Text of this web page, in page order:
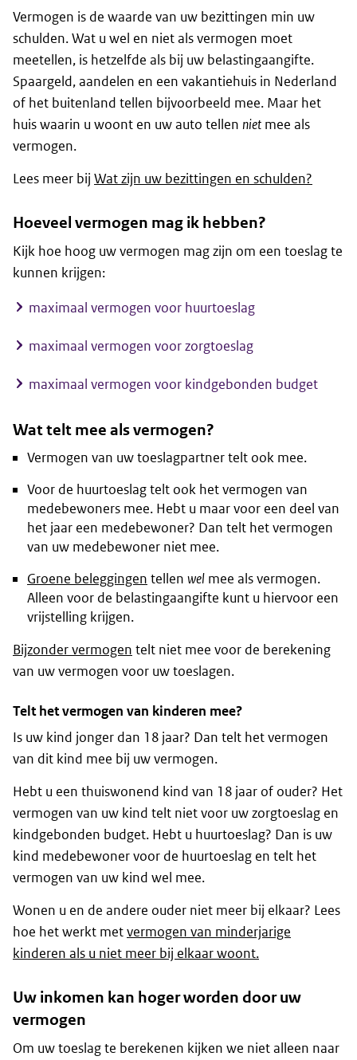
Vermogen is de waarde van uw bezittingen min uw
schulden. Wat u wel en niet als vermogen moet
meetellen, is hetzelfde als bij uw belastingaangifte.
Spaargeld, aandelen en een vakantiehuis in Nederland
of het buitenland tellen bijvoorbeeld mee. Maar het
huis waarin u woont en uw auto tellen niet mee als
vermogen.
Lees meer bij Wat zijn uw bezittingen en schulden?
Hoeveel vermogen mag ik hebben?
Kijk hoe hoog uw vermogen mag zijn om een toeslag te
kunnen krijgen:
maximaal vermogen voor huurtoeslag
maximaal vermogen voor zorgtoeslag
maximaal vermogen voor kindgebonden budget
Wat telt mee als vermogen?
Vermogen van uw toeslagpartner telt ook mee.
Voor de huurtoeslag telt ook het vermogen van
medebewoners mee. Hebt u maar voor een deel van
het jaar een medebewoner? Dan telt het vermogen
van uw medebewoner niet mee.
Groene beleggingen tellen wel mee als vermogen.
Alleen voor de belastingaangifte kunt u hiervoor een
vrijstelling krijgen.
Bijzonder vermogen telt niet mee voor de berekening
van uw vermogen voor uw toeslagen.
Telt het vermogen van kinderen mee?
Is uw kind jonger dan 18 jaar? Dan telt het vermogen
van dit kind mee bij uw vermogen.
Hebt u een thuiswonend kind van 18 jaar of ouder? Het
vermogen van uw kind telt niet voor uw zorgtoeslag en
kindgebonden budget. Hebt u huurtoeslag? Dan is uw
kind medebewoner voor de huurtoeslag en telt het
vermogen van uw kind wel mee.
Wonen u en de andere ouder niet meer bij elkaar? Lees
hoe het werkt metvermogen van minderjarige
kinderen als u niet meer bij elkaar woont.
Uw inkomen kan hoger worden door uw
vermogen
Om uw toeslag te berekenen kijken we niet alleen naar